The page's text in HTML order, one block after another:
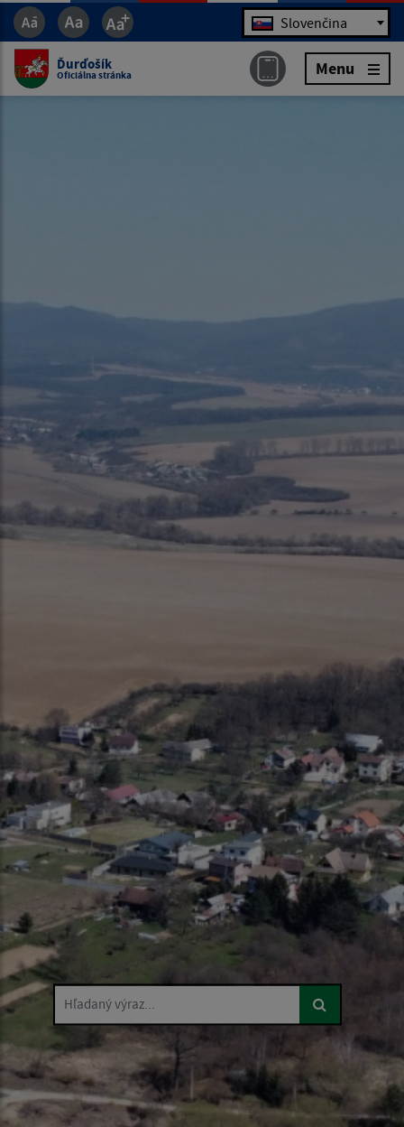
Jazyk Slovenčina
Ďurďošík
Oficiálna stránka Menu
Hľadaný výraz...